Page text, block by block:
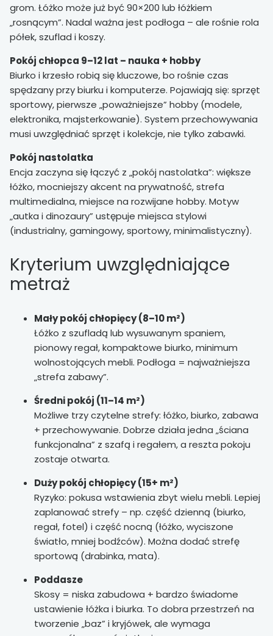
grom. Łóżko może już być 90×200 lub łóżkiem
„rosnącym”. Nadal ważna jest podłoga – ale rośnie rola
półek, szuflad i koszy.
Pokój chłopca 9–12 lat – nauka + hobby
Biurko i krzesło robią się kluczowe, bo rośnie czas
spędzany przy biurku i komputerze. Pojawiają się: sprzęt
sportowy, pierwsze „poważniejsze” hobby (modele,
elektronika, majsterkowanie). System przechowywania
musi uwzględniać sprzęt i kolekcje, nie tylko zabawki.
Pokój nastolatka
Encja zaczyna się łączyć z „pokój nastolatka”: większe
łóżko, mocniejszy akcent na prywatność, strefa
multimedialna, miejsce na rozwijane hobby. Motyw
„autka i dinozaury” ustępuje miejsca stylowi
(industrialny, gamingowy, sportowy, minimalistyczny).
Kryterium uwzględniające
metraż
Mały pokój chłopięcy (8–10 m²)
Łóżko z szufladą lub wysuwanym spaniem,
pionowy regał, kompaktowe biurko, minimum
wolnostojących mebli. Podłoga = najważniejsza
„strefa zabawy”.
Średni pokój (11–14 m²)
Możliwe trzy czytelne strefy: łóżko, biurko, zabawa
+ przechowywanie. Dobrze działa jedna „ściana
funkcjonalna” z szafą i regałem, a reszta pokoju
zostaje otwarta.
Duży pokój chłopięcy (15+ m²)
Ryzyko: pokusa wstawienia zbyt wielu mebli. Lepiej
zaplanować strefy – np. część dzienną (biurko,
regał, fotel) i część nocną (łóżko, wyciszone
światło, mniej bodźców). Można dodać strefę
sportową (drabinka, mata).
Poddasze
Skosy = niska zabudowa + bardzo świadome
ustawienie łóżka i biurka. To dobra przestrzeń na
tworzenie „baz” i kryjówek, ale wymaga